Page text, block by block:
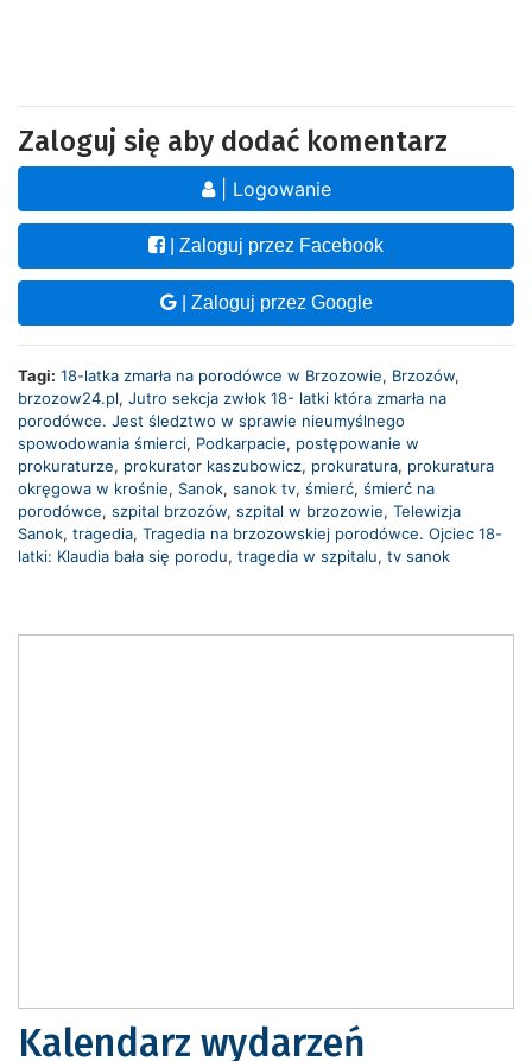
Zaloguj się aby dodać komentarz
| Logowanie
| Zaloguj przez Facebook
| Zaloguj przez Google
Tagi: 18-latka zmarła na porodówce w Brzozowie, Brzozów,
brzozow24.pl, Jutro sekcja zwłok 18- latki która zmarła na
porodówce. Jest śledztwo w sprawie nieumyślnego
spowodowania śmierci, Podkarpacie, postępowanie w
prokuraturze, prokurator kaszubowicz, prokuratura, prokuratura
okręgowa w krośnie, Sanok, sanok tv, śmierć, śmierć na
porodówce, szpital brzozów, szpital w brzozowie, Telewizja
Sanok, tragedia, Tragedia na brzozowskiej porodówce. Ojciec 18-
latki: Klaudia bała się porodu, tragedia w szpitalu, tv sanok
Kalendarz wydarzeń